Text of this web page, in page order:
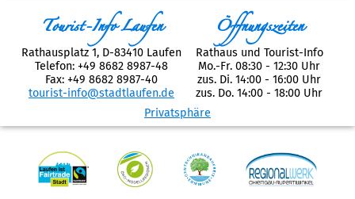
Tourist-Info Laufen
Rathausplatz 1, D-83410 Laufen
Telefon: +49 8682 8987-48
Fax: +49 8682 8987-40
tourist-info@stadtlaufen.de
Öffnungszeiten
Rathaus und Tourist-Info
Mo.-Fr. 08:30 - 12:30 Uhr
zus. Di. 14:00 - 16:00 Uhr
zus. Do. 14:00 - 18:00 Uhr
Privatsphäre